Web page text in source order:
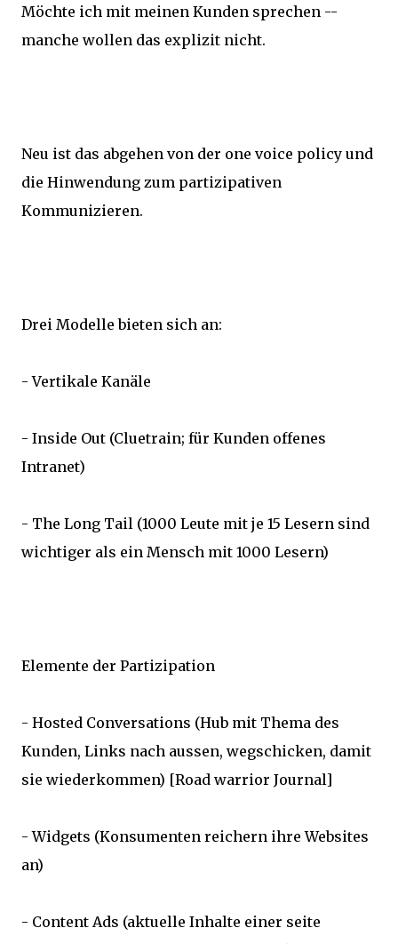
Möchte ich mit meinen Kunden sprechen --
manche wollen das explizit nicht.
Neu ist das abgehen von der one voice policy und
die Hinwendung zum partizipativen
Kommunizieren.
Drei Modelle bieten sich an:
- Vertikale Kanäle
- Inside Out (Cluetrain; für Kunden offenes
Intranet)
- The Long Tail (1000 Leute mit je 15 Lesern sind
wichtiger als ein Mensch mit 1000 Lesern)
Elemente der Partizipation
- Hosted Conversations (Hub mit Thema des
Kunden, Links nach aussen, wegschicken, damit
sie wiederkommen) [Road warrior Journal]
- Widgets (Konsumenten reichern ihre Websites
an)
- Content Ads (aktuelle Inhalte einer seite